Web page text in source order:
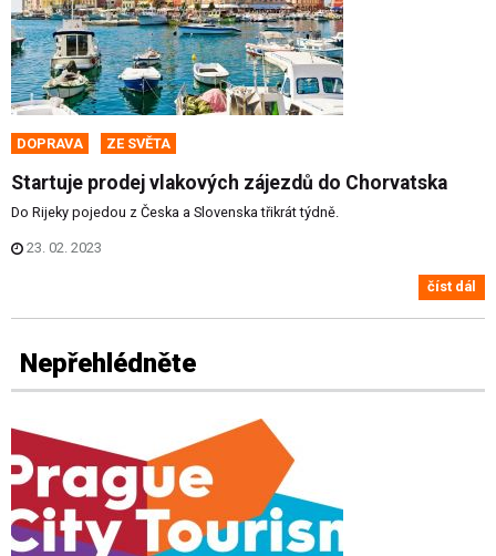
DOPRAVA ZE SVĚTA
Startuje prodej vlakových zájezdů do Chorvatska
Do Rijeky pojedou z Česka a Slovenska třikrát týdně.
23. 02. 2023
číst dál
Nepřehlédněte